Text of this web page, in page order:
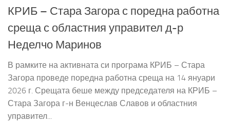
КРИБ – Стара Загора с поредна работна
среща с областния управител д-р
Неделчо Маринов
В рамките на активната си програма КРИБ – Стара
Загора проведе поредна работна среща на 14 януари
2026 г. Срещата беше между председателя на КРИБ –
Стара Загора г-н Венцеслав Славов и областния
управител...